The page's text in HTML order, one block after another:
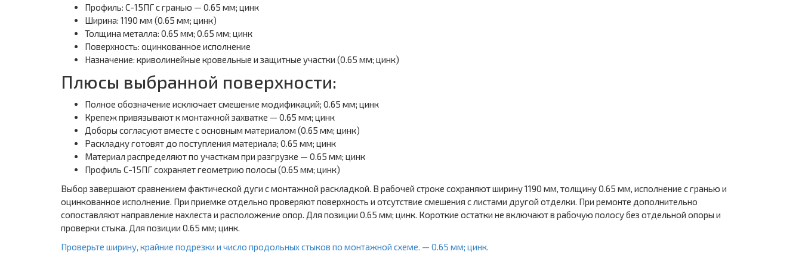
Профиль: С-15ПГ с гранью — 0.65 мм; цинк
Ширина: 1190 мм (0.65 мм; цинк)
Толщина металла: 0.65 мм; 0.65 мм; цинк
Поверхность: оцинкованное исполнение
Назначение: криволинейные кровельные и защитные участки (0.65 мм; цинк)
Плюсы выбранной поверхности:
Полное обозначение исключает смешение модификаций; 0.65 мм; цинк
Крепеж привязывают к монтажной захватке — 0.65 мм; цинк
Доборы согласуют вместе с основным материалом (0.65 мм; цинк)
Раскладку готовят до поступления материала; 0.65 мм; цинк
Материал распределяют по участкам при разгрузке — 0.65 мм; цинк
Профиль С-15ПГ сохраняет геометрию полосы (0.65 мм; цинк)
Выбор завершают сравнением фактической дуги с монтажной раскладкой. В рабочей строке сохраняют ширину 1190 мм, толщину 0.65 мм, исполнение с гранью и
оцинкованное исполнение. При приемке отдельно проверяют поверхность и отсутствие смешения с листами другой отделки. При ремонте дополнительно
сопоставляют направление нахлеста и расположение опор. Для позиции 0.65 мм; цинк. Короткие остатки не включают в рабочую полосу без отдельной опоры и
проверки стыка. Для позиции 0.65 мм; цинк.
Проверьте ширину, крайние подрезки и число продольных стыков по монтажной схеме. — 0.65 мм; цинк.